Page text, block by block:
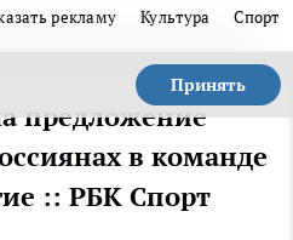
рекламу Культура Спорт
Принять
предложение
в команде
:: РБК Спорт